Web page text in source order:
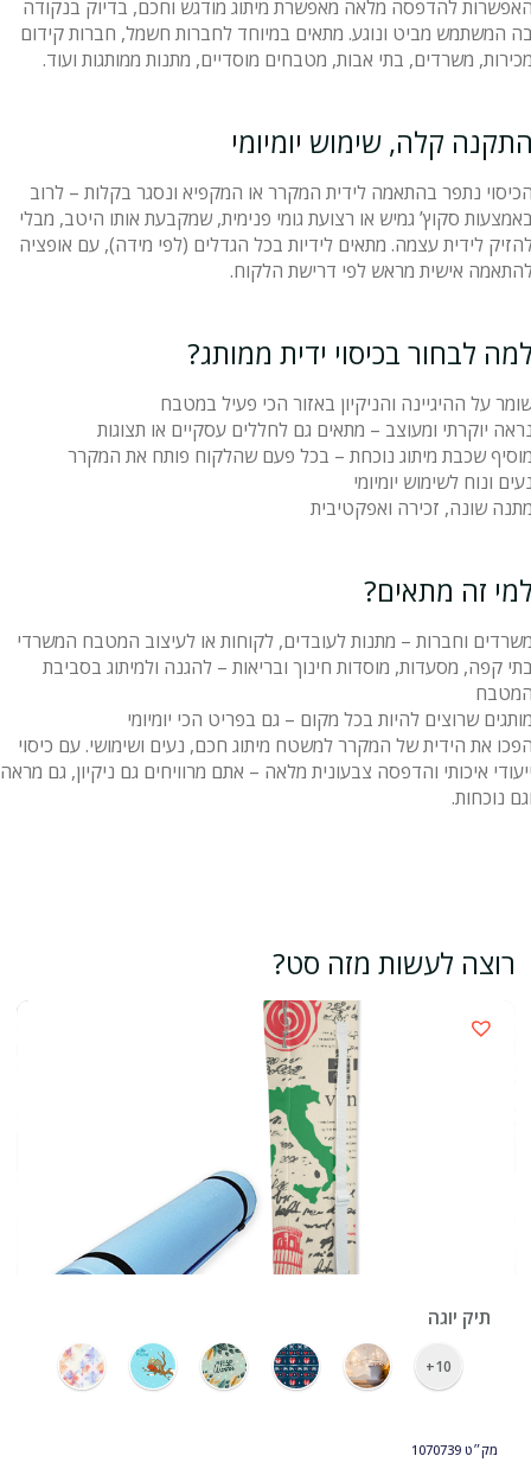
להדפסה מלאה מאפשרת מיתוג מודגש וחכם, בדיוק בנקודה
המשתמש מביט ונוגע. מתאים במיוחד לחברות חשמל, חברות קידום
משרדים, בתי אבות, מטבחים מוסדיים, מתנות ממותגות ועוד.
קלה, שימוש יומיומי
נתפר בהתאמה לידית המקרר או המקפיא ונסגר בקלות – לרוב
סקוץ’ גמיש או רצועת גומי פנימית, שמקבעת אותו היטב, מבלי
לידית עצמה. מתאים לידיות בכל הגדלים (לפי מידה), עם אופציה
אישית מראש לפי דרישת הלקוח.
לבחור בכיסוי ידית ממותג?
על ההיגיינה והניקיון באזור הכי פעיל במטבח
יוקרתי ומעוצב – מתאים גם לחללים עסקיים או תצוגות
שכבת מיתוג נוכחת – בכל פעם שהלקוח פותח את המקרר
ונוח לשימוש יומיומי
שונה, זכירה ואפקטיבית
זה מתאים?
וחברות – מתנות לעובדים, לקוחות או לעיצוב המטבח המשרדי
קפה, מסעדות, מוסדות חינוך ובריאות – להגנה ולמיתוג בסביבת
שרוצים להיות בכל מקום – גם בפריט הכי יומיומי
את הידית של המקרר למשטח מיתוג חכם, נעים ושימושי. עם כיסוי
איכותי והדפסה צבעונית מלאה – אתם מרוויחים גם ניקיון, גם מראה
נוכחות.
רוצה לעשות מזה סט?
תיק יוגה
10+
מק״ט1070739